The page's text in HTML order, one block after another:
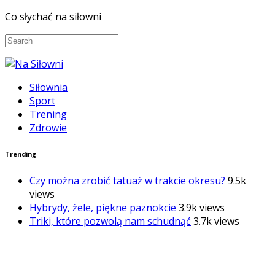
Co słychać na siłowni
Siłownia
Sport
Trening
Zdrowie
Trending
Czy można zrobić tatuaż w trakcie okresu? 9.5k
views
Hybrydy, żele, piękne paznokcie 3.9k views
Triki, które pozwolą nam schudnąć 3.7k views